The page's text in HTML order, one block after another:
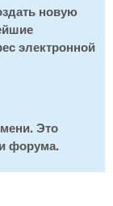
новую
электронной
Это
форума.